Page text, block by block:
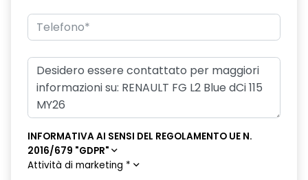
INFORMATIVA AI SENSI DEL REGOLAMENTO UE N.
2016/679 "GDPR"
Attività di marketing *